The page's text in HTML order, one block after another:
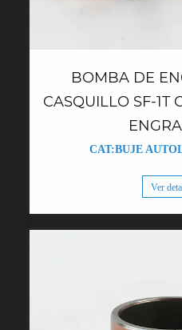
BOMBA DE
CASQUILLO SF-1T
CAT:BUJE
Ver